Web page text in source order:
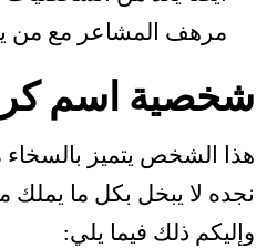
مرهف المشاعر مع من
شخصية اسم
هذا الشخص يتميز بالسخاء
نجده لا يبخل بكل ما يملك
وإليكم ذلك فيما يلي: